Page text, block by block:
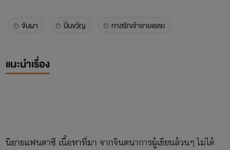
จันผา ปิ่นขวัญ ทาสรักเจ้าชายเชลย
แนะนำเรื่อง
นิยายแฟนตาซี เนื้อหาที่มา จากจินตนาการผู้เขียนล้วนๆ ไม่ได้